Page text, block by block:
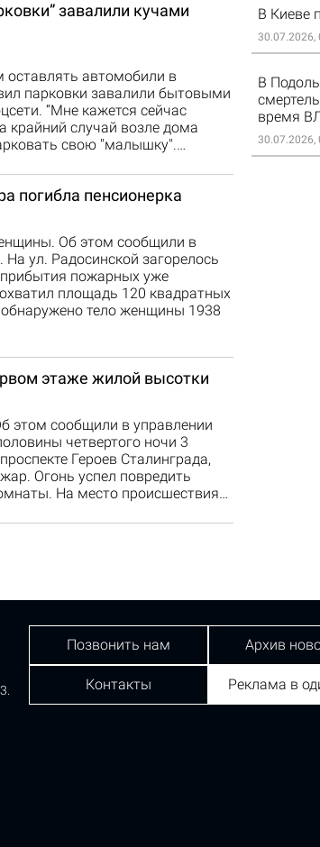
завалили кучами
автомобили в
парковки завалили бытовыми
“Мне кажется сейчас
крайний случай возле дома
свою "малышку".…
погибла пенсионерка
Об этом сообщили в
ул. Радосинской загорелось
пожарных уже
площадь 120 квадратных
тело женщины 1938
этаже жилой высотки
этом сообщили в управлении
четвертого ночи 3
Героев Сталинграда,
Огонь успел повредить
На место происшествия…
В Киеве
30.07.2026,
В
время
30.07.2026,
Позвонить нам Архив
Контакты Реклама в